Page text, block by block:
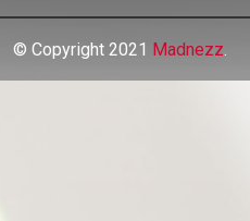
© Copyright 2021 Madnezz.